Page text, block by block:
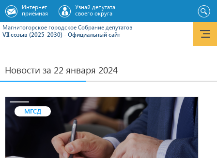
Магнитогорское городское Cобрание депутатов
VII созыв (2025-2030) - Официальный сайт
Интернет
приёмная
Узнай депутата
своего округа
Новости за 22 января 2024
МГСД